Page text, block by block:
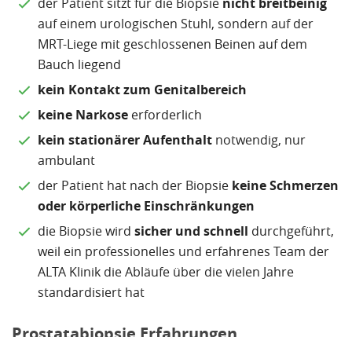
auf einem urologischen Stuhl, sondern auf der
MRT-Liege mit geschlossenen Beinen auf dem
Bauch liegend
kein Kontakt zum Genitalbereich
keine Narkose erforderlich
kein stationärer Aufenthalt notwendig, nur
ambulant
der Patient hat nach der Biopsie keine Schmerzen
oder körperliche Einschränkungen
die Biopsie wird sicher und schnell durchgeführt,
weil ein professionelles und erfahrenes Team der
ALTA Klinik die Abläufe über die vielen Jahre
standardisiert hat